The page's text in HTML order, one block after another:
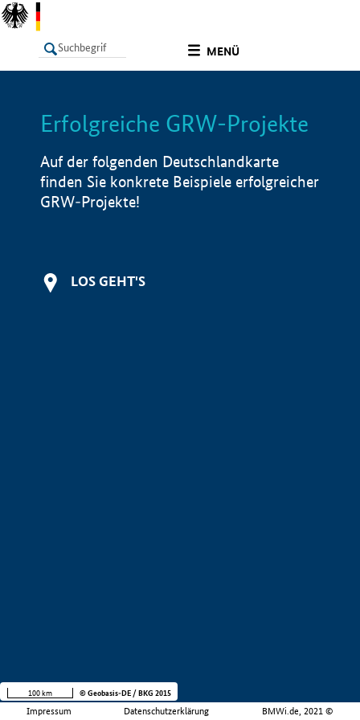
MENÜ
LISTE Info
Erfolgreiche GRW-Projekte
Auf der folgenden Deutschlandkarte
finden Sie konkrete Beispiele erfolgreicher
GRW-Projekte!
LOS GEHT'S
Impressum Datenschutzerklärung BMWi.de, 2021 ©
100 km © Geobasis-DE / BKG 2015